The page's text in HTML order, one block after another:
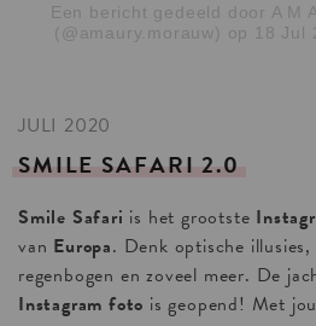
Een bericht gedeeld door A M
(@amaury.morauw) op 18 Jul
JULI 2020
SMILE SAFARI 2.0
Smile Safari is het grootste
van Europa. Denk optische
regenbogen en zoveel meer. De
Instagram foto is geopend! Met